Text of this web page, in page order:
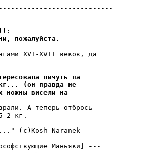
пожалуйста.
XVI-XVII веков, да
ничуть на
(он правда не
ножны висели на
А теперь отбрось
2 кг.
(c)Kosh Naranek
Маньяки] ---